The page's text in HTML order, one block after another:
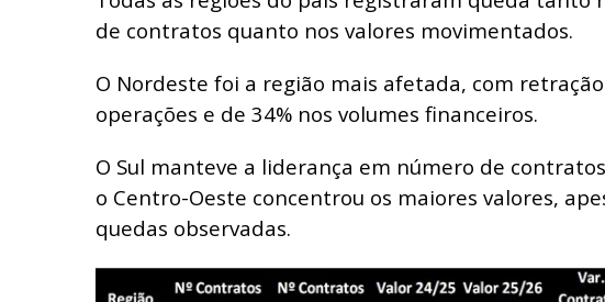
de contratos quanto nos valores movimentados.
O Nordeste foi a região mais afetada, com
operações e de 34% nos volumes financeiros.
O Sul manteve a liderança em número de
o Centro-Oeste concentrou os maiores valores,
quedas observadas.